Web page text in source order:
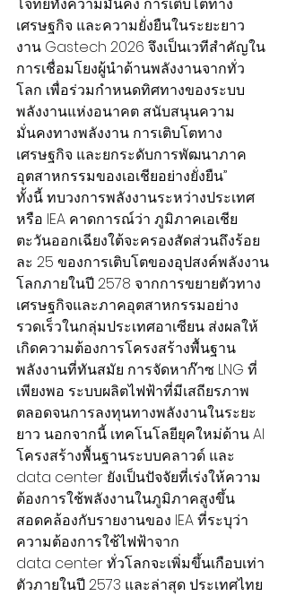
โจทย์ทั้งความมั่นคง การเติบโตทาง
เศรษฐกิจ และความยั่งยืนในระยะยาว
งาน Gastech 2026 จึงเป็นเวทีสำคัญใน
การเชื่อมโยงผู้นำด้านพลังงานจากทั่ว
โลก เพื่อร่วมกำหนดทิศทางของระบบ
พลังงานแห่งอนาคต สนับสนุนความ
มั่นคงทางพลังงาน การเติบโตทาง
เศรษฐกิจ และยกระดับการพัฒนาภาค
อุตสาหกรรมของเอเชียอย่างยั่งยืน”
ทั้งนี้ ทบวงการพลังงานระหว่างประเทศ
หรือ IEA คาดการณ์ว่า ภูมิภาคเอเชีย
ตะวันออกเฉียงใต้จะครองสัดส่วนถึงร้อย
ละ 25 ของการเติบโตของอุปสงค์พลังงาน
โลกภายในปี 2578 จากการขยายตัวทาง
เศรษฐกิจและภาคอุตสาหกรรมอย่าง
รวดเร็วในกลุ่มประเทศอาเซียน ส่งผลให้
เกิดความต้องการโครงสร้างพื้นฐาน
พลังงานที่ทันสมัย การจัดหาก๊าซ LNG ที่
เพียงพอ ระบบผลิตไฟฟ้าที่มีเสถียรภาพ
ตลอดจนการลงทุนทางพลังงานในระยะ
ยาว นอกจากนี้ เทคโนโลยียุคใหม่ด้าน AI
โครงสร้างพื้นฐานระบบคลาวด์ และ
data center ยังเป็นปัจจัยที่เร่งให้ความ
ต้องการใช้พลังงานในภูมิภาคสูงขึ้น
สอดคล้องกับรายงานของ IEA ที่ระบุว่า
ความต้องการใช้ไฟฟ้าจาก
data center ทั่วโลกจะเพิ่มขึ้นเกือบเท่า
ตัวภายในปี 2573 และล่าสุด ประเทศไทย